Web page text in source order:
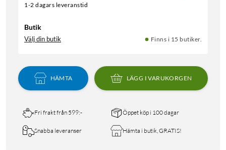
1-2 dagars leveranstid
Butik
Välj din butik Finns i 15 butiker.
HÄMTA LÄGG I VARUKORGEN
Fri frakt från 599:- Öppet köp i 100 dagar
Snabba leveranser Hämta i butik, GRATIS!